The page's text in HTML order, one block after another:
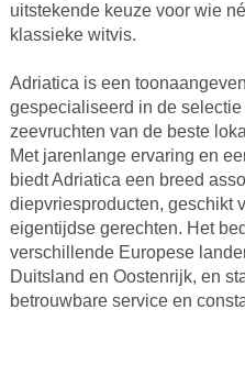
uitstekende keuze voor wie
klassieke witvis.
Adriatica is een
gespecialiseerd in de
zeevruchten van de beste
Met jarenlange ervaring en
biedt Adriatica een breed
diepvriesproducten, geschikt
eigentijdse gerechten. Het
verschillende Europese
Duitsland en Oostenrijk, en
betrouwbare service en